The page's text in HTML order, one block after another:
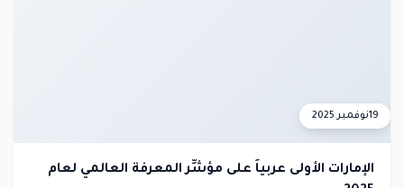
19نوفمبر 2025
الإمارات الأولى عربياً على مؤشِّر المعرفة العالمي لعام